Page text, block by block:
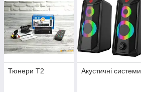
Тюнери Т2 Акустичні системи